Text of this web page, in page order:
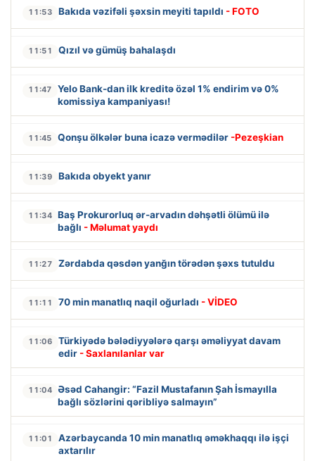
11:53 Bakıda vəzifəli şəxsin meyiti tapıldı - FOTO
11:51 Qızıl və gümüş bahalaşdı
11:47
Yelo Bank-dan ilk kreditə özəl 1% endirim və 0%
komissiya kampaniyası!
11:45 Qonşu ölkələr buna icazə vermədilər -Pezeşkian
11:39 Bakıda obyekt yanır
11:34 Baş Prokurorluq ər-arvadın dəhşətli ölümü ilə
bağlı - Məlumat yaydı
11:27 Zərdabda qəsdən yanğın törədən şəxs tutuldu
11:11 70 min manatlıq naqil oğurladı - VİDEO
11:06
Türkiyədə bələdiyyələrə qarşı əməliyyat davam
edir - Saxlanılanlar var
11:04
Əsəd Cahangir: “Fazil Mustafanın Şah İsmayılla
bağlı sözlərini qəribliyə salmayın”
11:01
Azərbaycanda 10 min manatlıq əməkhaqqı ilə işçi
axtarılır